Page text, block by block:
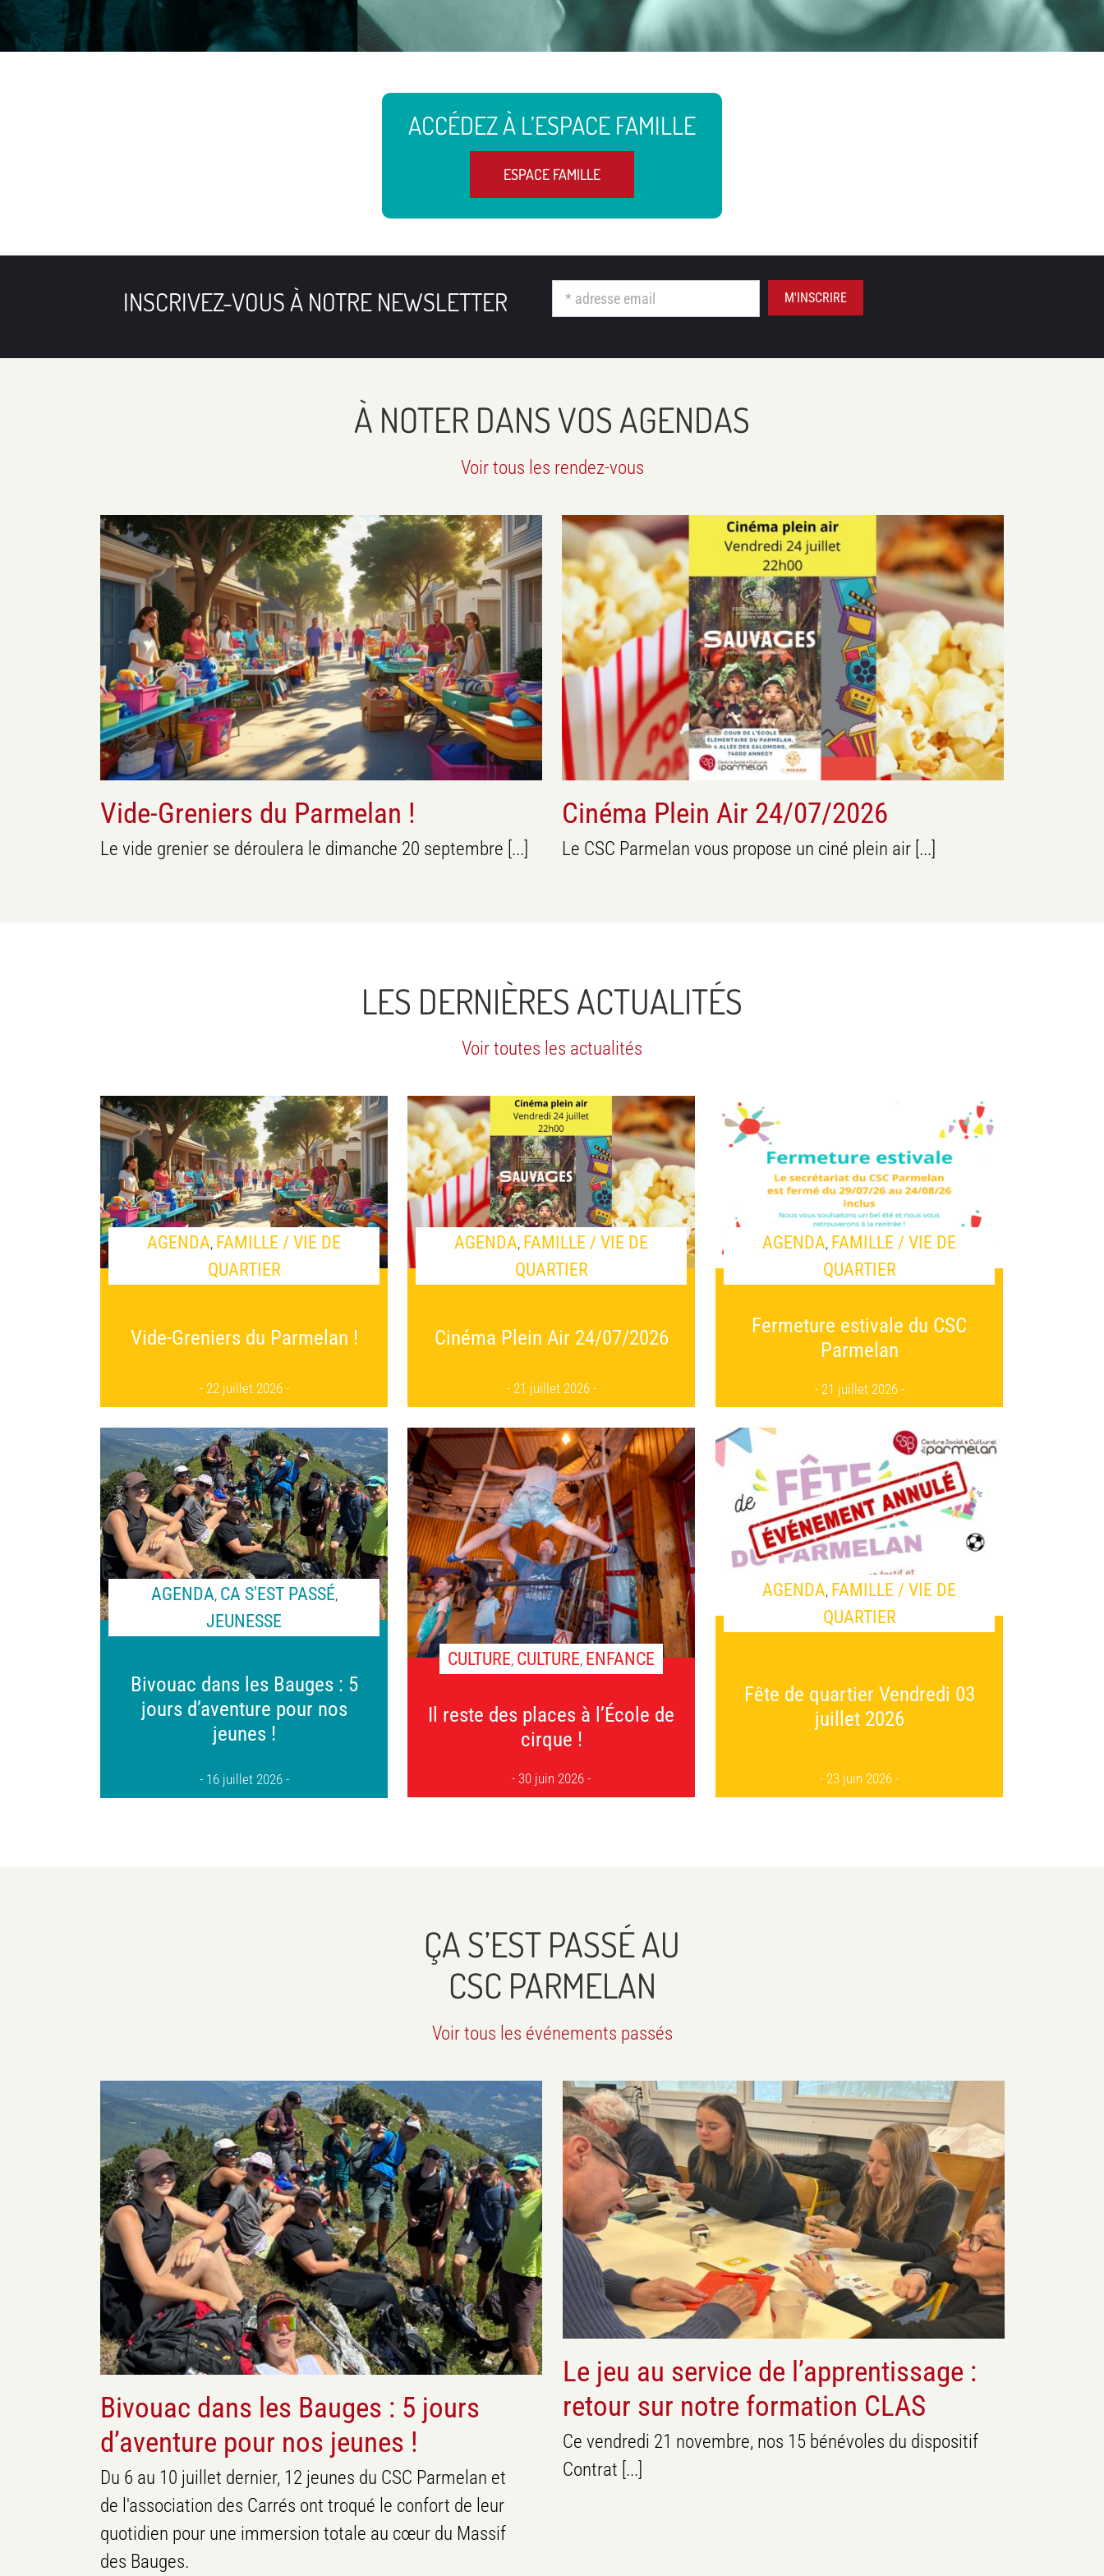
ACCÉDEZ À L’ESPACE FAMILLE
ESPACE FAMILLE
INSCRIVEZ-VOUS À NOTRE NEWSLETTER
À NOTER DANS VOS AGENDAS
Voir tous les rendez-vous
Agenda Famille / Vie de quartier
Vide-Greniers du Parmelan !
Le vide grenier se déroulera le dimanche 20 septembre [...]
Agenda Famille / Vie de quartier
Cinéma Plein Air 24/07/2026
Le CSC Parmelan vous propose un ciné plein air [...]
LES DERNIÈRES ACTUALITÉS
Voir toutes les actualités
AGENDA, FAMILLE / VIE DE
QUARTIER
Vide-Greniers du Parmelan !
22 juillet 2026
AGENDA, FAMILLE / VIE DE
QUARTIER
Cinéma Plein Air 24/07/2026
21 juillet 2026
AGENDA, FAMILLE / VIE DE
QUARTIER
Fermeture estivale du CSC
Parmelan
21 juillet 2026
AGENDA, CA S'EST PASSÉ,
JEUNESSE
Bivouac dans les Bauges : 5
jours d’aventure pour nos
jeunes !
16 juillet 2026
CULTURE, CULTURE, ENFANCE
Il reste des places à l’École de
cirque !
30 juin 2026
AGENDA, FAMILLE / VIE DE
QUARTIER
Fête de quartier Vendredi 03
juillet 2026
23 juin 2026
ÇA S’EST PASSÉ AU
CSC PARMELAN
Voir tous les événements passés
Agenda Ca s'est passé Jeunesse
Bivouac dans les Bauges : 5 jours
d’aventure pour nos jeunes !
Du 6 au 10 juillet dernier, 12 jeunes du CSC Parmelan et
de l'association des Carrés ont troqué le confort de leur
quotidien pour une immersion totale au cœur du Massif
des Bauges.
Ca s'est passé
Le jeu au service de l’apprentissage :
retour sur notre formation CLAS
Ce vendredi 21 novembre, nos 15 bénévoles du dispositif
Contrat [...]